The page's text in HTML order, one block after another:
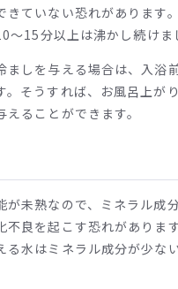
ていない恐れがあります。
〜15分以上は沸かし続けま
ましを与える場合は、入浴
。そうすれば、お風呂上が
ることができます。
が未熟なので、ミネラル成
不良を起こす恐れがありま
る水はミネラル成分が少な